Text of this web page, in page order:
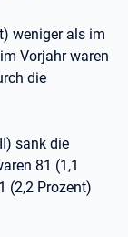
weniger als im
Vorjahr waren
die
sank die
81 (1,1
(2,2 Prozent)